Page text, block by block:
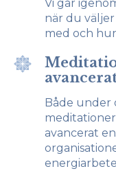
Vi går
när du
med och
Både under
avancerat